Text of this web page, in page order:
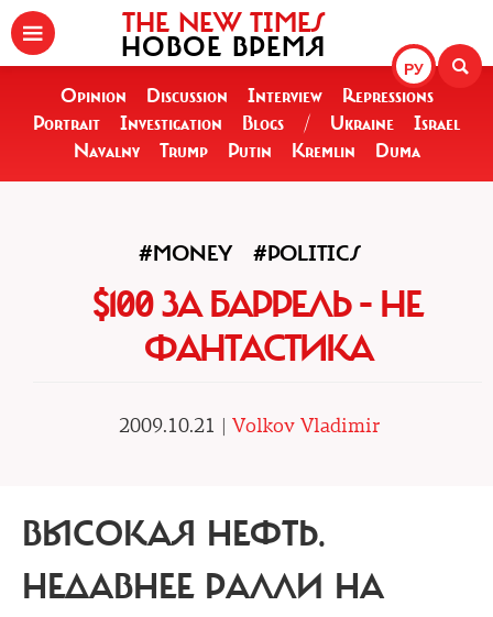
РУ
THE NEW TIMES
НОВОЕ ВРЕМЯ
Opinion Discussion Interview
Repressions
Portrait
Investigation Blogs / Ukraine
Israel
Navalny
Trump Putin Kremlin Duma
#MONEY #POLITICS
$100 ЗА БАРРЕЛЬ - НЕ
ФАНТАСТИКА
2009.10.21 | Volkov Vladimir
ВЫСОКАЯ НЕФТЬ.
НЕДАВНЕЕ РАЛЛИ НА